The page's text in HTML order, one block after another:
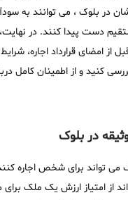
در بلوک ، می توانند به
دست پیدا کنند. در نهایت،
از امضای قرارداد اجاره،
کنید و از اطمینان کامل
در بلوک
می تواند برای شخص اجاره
از امتیاز ارزش یک ملک